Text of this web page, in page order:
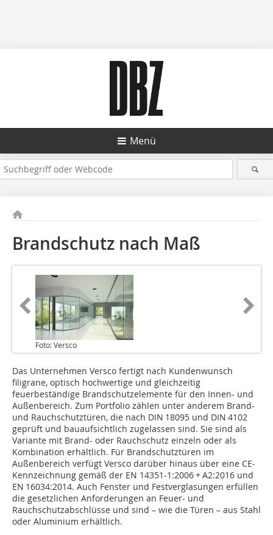
Menü
Brandschutz nach Maß
Foto: Versco
Das Unternehmen Versco fertigt nach Kundenwunsch
filigrane, optisch hochwertige und gleichzeitig
feuerbeständige Brandschutzelemente für den Innen- und
Außenbereich. Zum Portfolio zählen unter anderem Brand-
und Rauchschutztüren, die nach DIN 18095 und DIN 4102
geprüft und bauaufsichtlich zugelassen sind. Sie sind als
Variante mit Brand- oder Rauchschutz einzeln oder als
Kombination erhältlich. Für Brandschutztüren im
Außenbereich verfügt Versco darüber hinaus über eine CE-
Kennzeichnung gemäß der EN 14351-1:2006 + A2:2016 und
EN 16034:2014. Auch Fenster und Festverglasungen erfüllen
die gesetzlichen Anforderungen an Feuer- und
Rauchschutzabschlüsse und sind – wie die Türen – aus Stahl
oder Aluminium erhältlich.